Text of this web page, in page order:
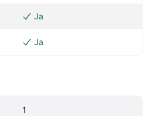
Ja
Ja
1